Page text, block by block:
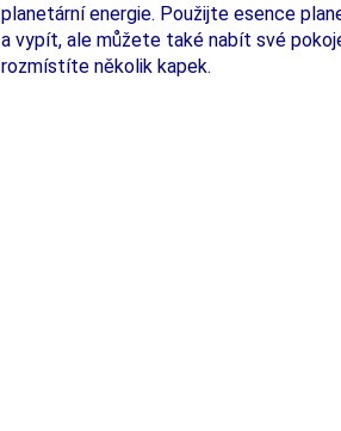
planetární energie. Použijte esence
a vypít, ale můžete také nabít své
rozmístíte několik kapek.